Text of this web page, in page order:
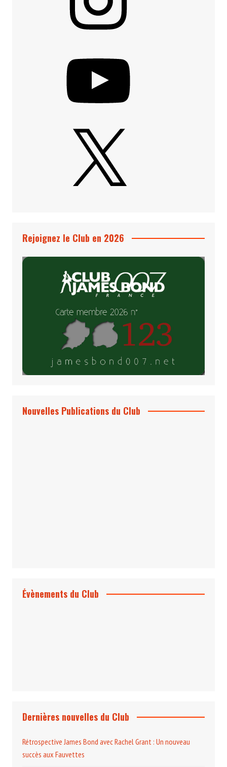
Rejoignez le Club en 2026
Nouvelles Publications du Club
Évènements du Club
Dernières nouvelles du Club
Rétrospective James Bond avec Rachel Grant : Un nouveau
succès aux Fauvettes